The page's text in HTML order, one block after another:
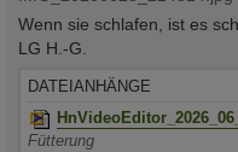
Wenn sie schlafen, ist es
LG H.-G.
DATEIANHÄNGE
Fütterung